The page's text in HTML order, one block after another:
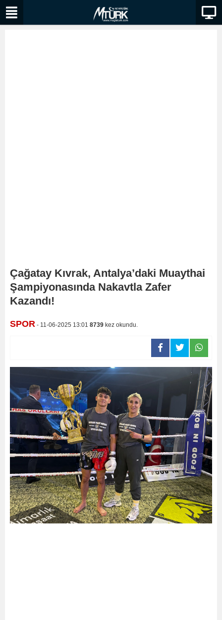
Çağatay Kıvrak, Antalya’daki Muaythai
Şampiyonasında Nakavtla Zafer
Kazandı!
SPOR - 11-06-2025 13:01 8739 kez okundu.